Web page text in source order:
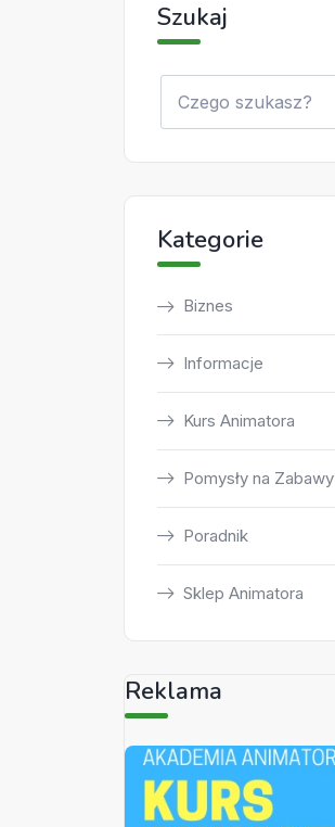
Szukaj
Kategorie
Biznes
Informacje
Kurs Animatora
Pomysły na Zabawy
Poradnik
Sklep Animatora
Reklama